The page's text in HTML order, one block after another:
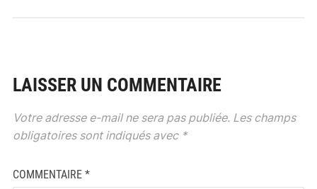
LAISSER UN COMMENTAIRE
Votre adresse e-mail ne sera pas publiée. Les champs
obligatoires sont indiqués avec *
COMMENTAIRE *